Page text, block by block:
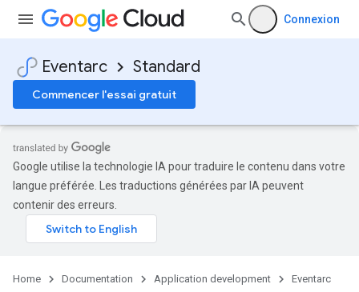
Connexion
Eventarc Standard
Commencer l'essai gratuit
Google utilise la technologie IA pour traduire le contenu dans votre
langue préférée. Les traductions générées par IA peuvent
contenir des erreurs.
Home Documentation Application development
Eventarc